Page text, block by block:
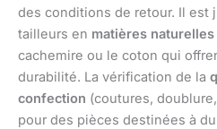
des conditions de retour. Il est
tailleurs en matières naturelles
cachemire ou le coton qui
durabilité. La vérification de la
confection (coutures,
pour des pièces destinées à